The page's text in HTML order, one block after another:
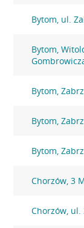
Bytom, ul.
Bytom,
Bytom,
Bytom,
Bytom,
Chorzów, 3
Chorzów, ul.